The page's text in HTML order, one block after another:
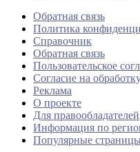
Обратная связь
Политика
Справочник
Обратная связь
Пользовательское
Согласие на
Реклама
О проекте
Для правообладателей
Информация по
Популярные